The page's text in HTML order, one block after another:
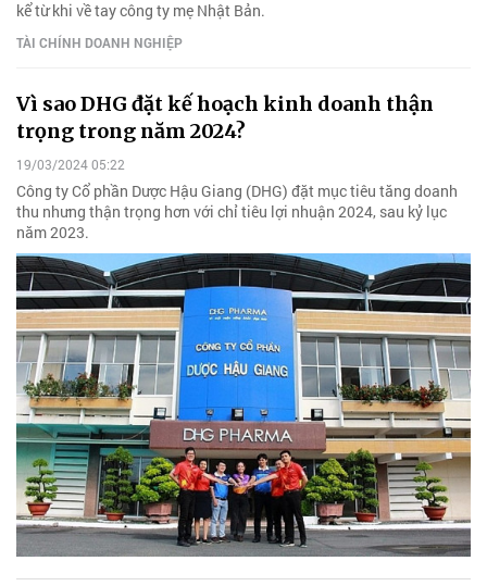
kể từ khi về tay công ty mẹ Nhật Bản.
TÀI CHÍNH DOANH NGHIỆP
Vì sao DHG đặt kế hoạch kinh doanh thận
trọng trong năm 2024?
19/03/2024 05:22
Công ty Cổ phần Dược Hậu Giang (DHG) đặt mục tiêu tăng doanh
thu nhưng thận trọng hơn với chỉ tiêu lợi nhuận 2024, sau kỷ lục
năm 2023.